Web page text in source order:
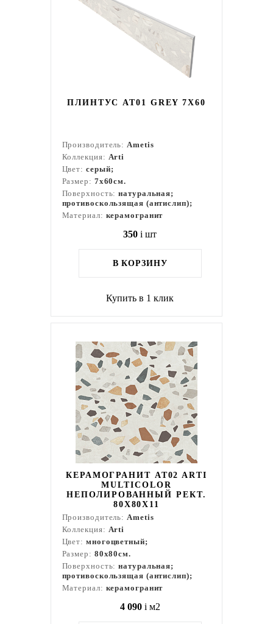
ПЛИНТУС AT01 GREY 7X60
Производитель:Ametis
Коллекция: Arti
Цвет: серый;
Размер: 7x60см.
Поверхность:натуральная;
противоскользящая (антислип);
Материал: керамогранит
350 i шт
В КОРЗИНУ
Купить в 1 клик
КЕРАМОГРАНИТ AT02 ARTI
MULTICOLOR
НЕПОЛИРОВАННЫЙ РЕКТ.
80X80X11
Производитель:Ametis
Коллекция: Arti
Цвет: многоцветный;
Размер: 80x80см.
Поверхность:натуральная;
противоскользящая (антислип);
Материал: керамогранит
4 090 i м2